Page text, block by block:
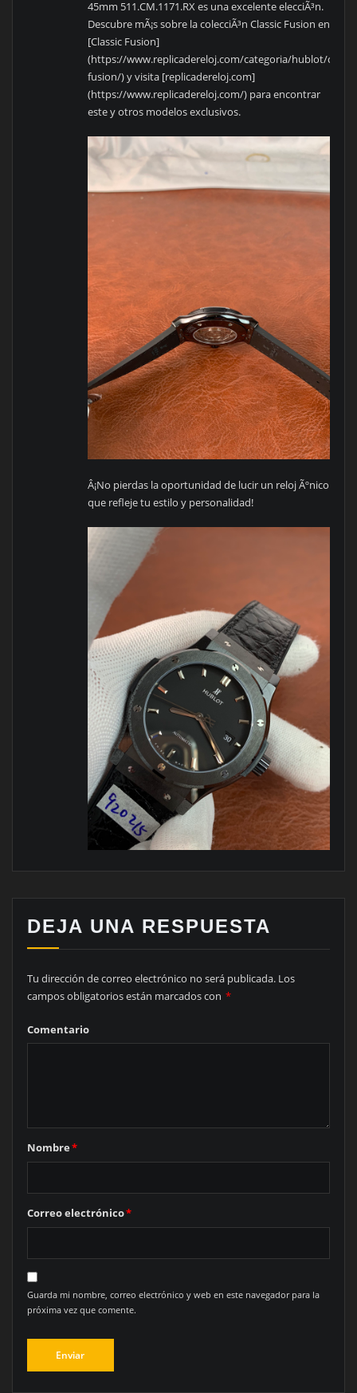
45mm 511.CM.1171.RX es una excelente elecciÃ³n.
Descubre mÃ¡s sobre la colecciÃ³n Classic Fusion en
[Classic Fusion]
(https://www.replicadereloj.com/categoria/hublot/
fusion/) y visita [replicadereloj.com]
(https://www.replicadereloj.com/) para encontrar
este y otros modelos exclusivos.
Â¡No pierdas la oportunidad de lucir un reloj Ãºnico
que refleje tu estilo y personalidad!
DEJA UNA RESPUESTA
Tu dirección de correo electrónico no será publicada. Los
campos obligatorios están marcados con *
Comentario
Nombre*
Correo electrónico*
Guarda mi nombre, correo electrónico y web en este navegador para la
próxima vez que comente.